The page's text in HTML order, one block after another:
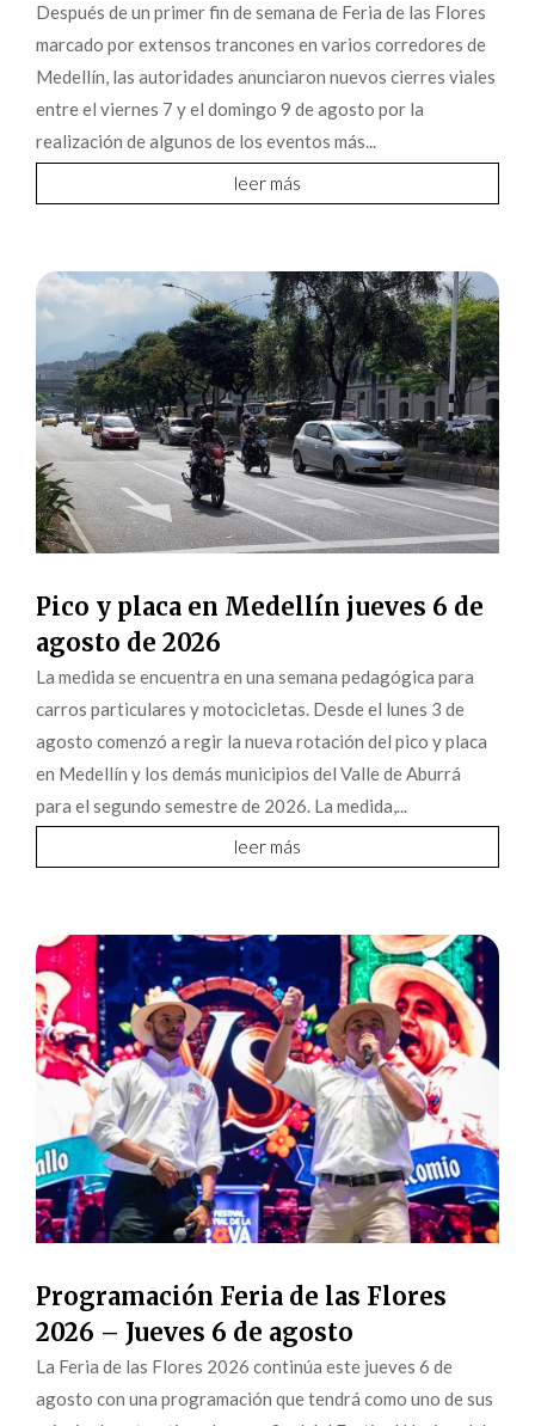
Después de un primer fin de semana de Feria de las Flores
marcado por extensos trancones en varios corredores de
Medellín, las autoridades anunciaron nuevos cierres viales
entre el viernes 7 y el domingo 9 de agosto por la
realización de algunos de los eventos más...
leer más
Pico y placa en Medellín jueves 6 de
agosto de 2026
La medida se encuentra en una semana pedagógica para
carros particulares y motocicletas. Desde el lunes 3 de
agosto comenzó a regir la nueva rotación del pico y placa
en Medellín y los demás municipios del Valle de Aburrá
para el segundo semestre de 2026. La medida,...
leer más
Programación Feria de las Flores
2026 – Jueves 6 de agosto
La Feria de las Flores 2026 continúa este jueves 6 de
agosto con una programación que tendrá como uno de sus